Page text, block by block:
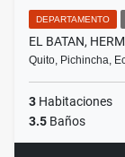
DEPARTAMENTO
EL BATAN,
Quito, Pichincha,
3 Habitaciones
3.5 Baños